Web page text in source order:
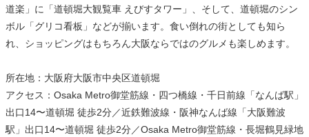
道楽」に「道頓堀大観覧車 えびすタワー」、そして、道頓堀のシン
ボル「グリコ看板」などが揃います。食い倒れの街としても知ら
れ、ショッピングはもちろん大阪ならではのグルメも楽しめます。
所在地：大阪府大阪市中央区道頓堀
アクセス：Osaka Metro御堂筋線・四つ橋線・千日前線「なんば駅」
出口14〜道頓堀 徒歩2分／近鉄難波線・阪神なんば線「大阪難波
駅」出口14〜道頓堀 徒歩2分／Osaka Metro御堂筋線・長堀鶴見緑地